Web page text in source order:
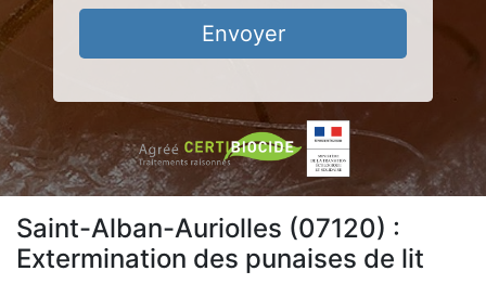
Envoyer
Saint-Alban-Auriolles (07120) :
Extermination des punaises de lit